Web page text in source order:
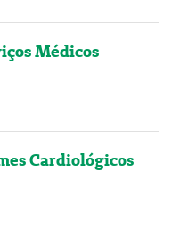
Médicos
Cardiológicos